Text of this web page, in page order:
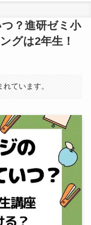
？進研ゼミ小
グは2年生！
ています。